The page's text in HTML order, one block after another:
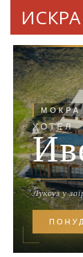
ИСКРА